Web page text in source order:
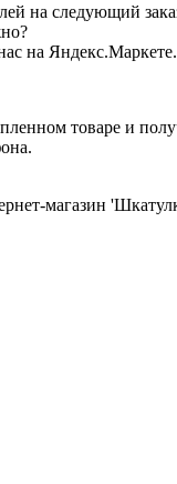
на следующий
на Яндекс.Маркете.
товаре и